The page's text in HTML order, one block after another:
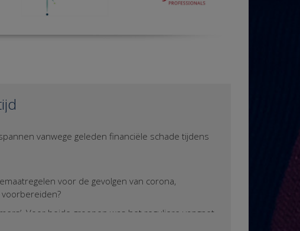
vanwege geleden financiële schade tijdens
voor de gevolgen van corona,
Voor beide groepen was het reguliere vangnet
bieden. De werknemer in loondienst